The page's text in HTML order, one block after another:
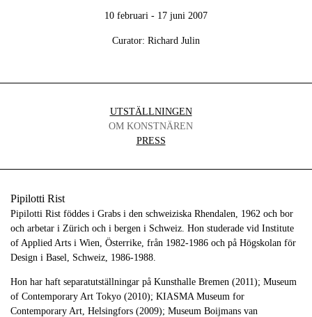
10 februari - 17 juni 2007
Curator: Richard Julin
UTSTÄLLNINGEN
OM KONSTNÄREN
PRESS
Pipilotti Rist
Pipilotti Rist föddes i Grabs i den schweiziska Rhendalen, 1962 och bor
och arbetar i Zürich och i bergen i Schweiz. Hon studerade vid Institute
of Applied Arts i Wien, Österrike, från 1982-1986 och på Högskolan för
Design i Basel, Schweiz, 1986-1988.
Hon har haft separatutställningar på Kunsthalle Bremen (2011); Museum
of Contemporary Art Tokyo (2010); KIASMA Museum for
Contemporary Art, Helsingfors (2009); Museum Boijmans van